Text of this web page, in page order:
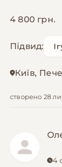
4 800 грн.
Підвид:
Київ,
створено 28
4